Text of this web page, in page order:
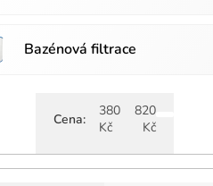
Bazénová filtrace
Cena
380
Kč
820
Kč